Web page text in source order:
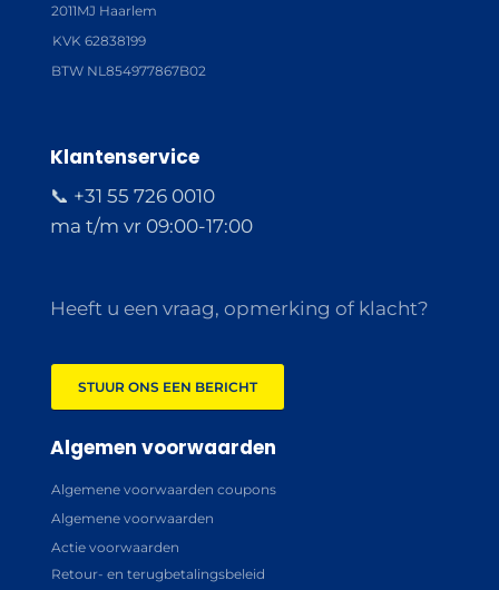
2011MJ Haarlem
KVK 62838199
BTW NL854977867B02
Klantenservice
📞 +31 55 726 0010
ma t/m vr 09:00-17:00
Heeft u een vraag, opmerking of klacht?
STUUR ONS EEN BERICHT
Algemen voorwaarden
Algemene voorwaarden coupons
Algemene voorwaarden
Actie voorwaarden
Retour- en terugbetalingsbeleid